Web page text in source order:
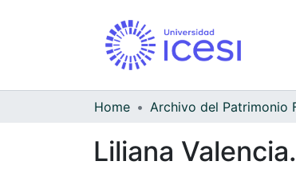
Home
Liliana Valencia.